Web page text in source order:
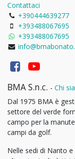
Contattaci
+390444639277
+393488067695
+393488067695
BMA S.n.c. - Chi
Dal 1975 BMA è
settore del verde
campo per la
campi da golf.
Nelle sedi di Nanto